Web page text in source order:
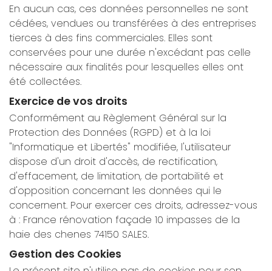
En aucun cas, ces données personnelles ne sont
cédées, vendues ou transférées à des entreprises
tierces à des fins commerciales. Elles sont
conservées pour une durée n'excédant pas celle
nécessaire aux finalités pour lesquelles elles ont
été collectées.
Exercice de vos droits
Conformément au Règlement Général sur la
Protection des Données (RGPD) et à la loi
"Informatique et Libertés" modifiée, l'utilisateur
dispose d'un droit d'accès, de rectification,
d'effacement, de limitation, de portabilité et
d'opposition concernant les données qui le
concernent. Pour exercer ces droits, adressez-vous
à : France rénovation façade 10 impasses de la
haie des chenes 74150 SALES.
Gestion des Cookies